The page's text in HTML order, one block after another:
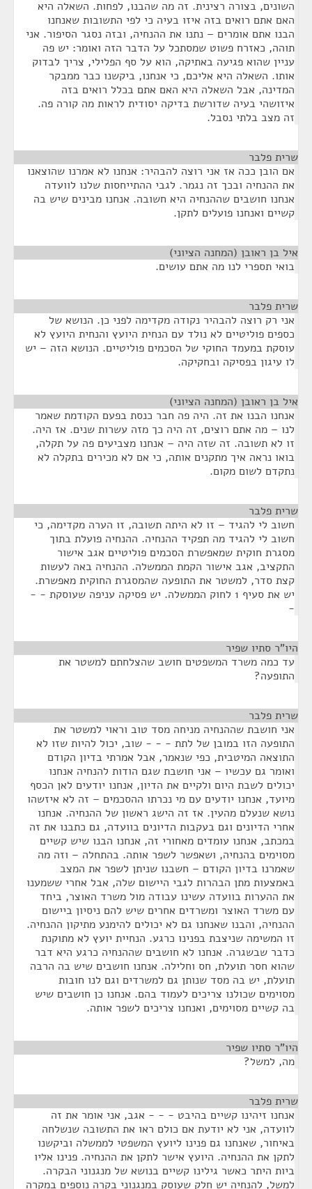
השונים, בצורה רצינית. זה מה שהבנו, לפחות. השאלה היא
האם אתם רואים בזה איזו בעיה כי לפי התשובות שאנחנו
הבנו אתם אומרים – נתנו את ההנחיה, ובזה נסגר הסיפור. אני
תוהה, כאזרח פשוט שמסתכל על הדבר הזה ואומר: יש פה
עניין שהוא פגיעה באתיקה, הוא על סף הפלילי, צריך לבדוק
אותו. השאלה היא אליכם, כי אנחנו, ביקשנו כבר ממבקר
המדינה, אבל השאלה היא האם אתם בכלל רואים בזה
איזושהי בעיה שדורשת בדיקה יסודית לראות מה קורה פה.
זה מצב בלתי נסבל.
שרית פלבר
אם הובן ככה אז אני רוצה להבהיר: אנחנו לא אמרנו שהוצאנו
את ההנחיה ובכך זה נגמר. לגבי ההתייחסות שלנו לוועדה
אנחנו חושבים שההנחיה היא חשובה. אנחנו מבינים שיש בה
קשיים ואנחנו פועלים לתקן.
איל בן ראובן (המחנה הציוני)
בואי תספרי לנו מה אתם עושים.
שרית פלבר
אני רק רוצה להבהיר נקודה מקדימה לפני כן. הנושא של
כספים פוליטיים לא נולד עם הנחית היועץ והנחית היועץ לא
עוסקת במעמד החוקי של הסכמים פוליטיים. הנושא הזה – יש
לו עיגון בפסיקה ובחקיקה.
איל בן ראובן (המחנה הציוני)
אנחנו הבנו את זה. היה פה חבר כנסת בפעם הקודמת שאמר
לנו – מה אתם רוצים, זה היה כך מזה עשרות שנים. אז היה.
זו לא תשובה. זה שזה היה – אנחנו מצביעים פה על תקלה,
בואו נראה איך מתקנים אותה, כי אם לא מכירים בתקלה לא
נתקדם לשום מקום.
שרית פלבר
חשוב לי להגיד – זו לא היתה תשובה, זו הערה מקדימה, כי
חשוב לי להגיד מה תפקיד ההנחיה. ההנחיה פועלת בתוך
מסגרת חוקית שמאפשרת הסכמים פוליטיים אגב אישור
התקציב, אגב אישור הקמת הממשלה. ההנחיה באה לעשות
קצת סדר, למשטר את התופעה שהמסגרת החוקית מאפשרת.
יש את סעיף 1 לחוק הממשלה. יש פסיקה עניפה שעוסקת - -
-
היו"ר סתיו שפיר
עד כמה משרד המשפטים חושב שהצלחתם למשטר את
התופעה?
שרית פלבר
אני חושבת שההנחיה מניחה מסד טוב וראוי למשטר את
התופעה הזו במובן של לתת - - - שוב, יכול להיות שזו לא
התוצאה המיטבית, כפי שנאמר, אבל אמרתי בדיון הקודם
ואומר גם עכשיו – אני חושבת שגם הודות להנחיה אנחנו
יכולים לשבת היום ולקיים את הדיון, אנחנו יודעים לאן הכסף
מיועד, אנחנו יודעים עם מי נכרתו ההסכמים – זה לא איזשהו
נושא שנעלם מהעין. אז זה הישג ראשון של ההנחיה. אנחנו
אחרי הדיונים וגם בעקבות הדיונים בוועדה, גם כתבנו את זה
במכתב, אנחנו עומדים מאחורי זה, אנחנו הבנו שיש קשיים
מסוימים בהנחיה, ושאפשר לשפר אותה. בהתחלה – וזה מה
שאמרנו בדיון הקודם – חשבנו שניתן לשפר את המצב
באמצעות מתן הבהרות לגבי היישום שלה, אבל אחרי ששמענו
את ההערות בוועדה עשינו עבודה מול משרד האוצר, ביחד
עם משרד האוצר ומשרדים אחרים שיש להם ניסיון ביישום
ההנחיה, והבנו שאנחנו גם לא יכולים להימנע מתיקון ההנחיה.
זו המשימה שניצבת בפנינו כרגע. הנחיית יועץ לא מתוקנת
כדבר שבשגרה. אנחנו לא חושבים שההנחיה כרגע היא דבר
שהוא חסר תועלת, חס וחלילה. אנחנו חושבים שיש בה הרבה
תועלת, יש בה מסד שנותן גם למשרדים וגם לנו חובות
מסוימים שכולנו צריכים לעמוד בהם. אנחנו כן חושבים שיש
בה קשיים מסוימים, ואנחנו צריכים לשפר אותה.
היו"ר סתיו שפיר
מה, למשל?
שרית פלבר
אנחנו זיהינו קשיים בהיבט - - - אגב, אני אומר את זה
לוועדה, אני לא יודעת אם כולם ראו את התשובה שנשלחה
באיחור, שאנחנו גם פנינו ליועץ המשפטי לממשלה וביקשנו
לתקן את ההנחיה. היועץ אישר לתקן את ההנחיה. פנינו אליו
ביות היתר כאשר גילינו קשיים בנושא של מנגנוני הבקרה.
למשל, להנחיה יש חלק שעוסק במנגנוני בקרה נוספים במקרה